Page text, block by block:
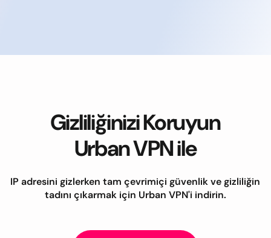
Gizliliğinizi Koruyun
Urban VPN ile
IP adresini gizlerken tam çevrimiçi güvenlik ve gizliliğin
tadını çıkarmak için Urban VPN'i indirin.